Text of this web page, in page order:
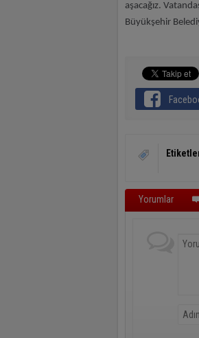
aşacağız.
Büyükşehir
Yorumlar